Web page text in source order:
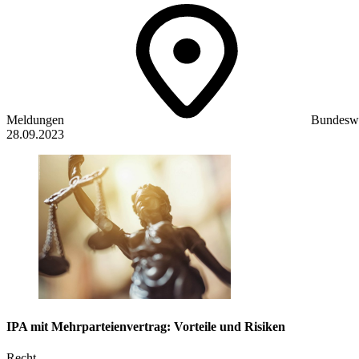
Meldungen
28.09.2023
IPA mit Mehrparteienvertrag: Vorteile und Risiken